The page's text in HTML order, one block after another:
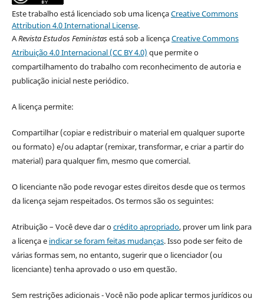
Este trabalho está licenciado sob uma licençaCreative Commons
Attribution 4.0 International License.
ARevista Estudos Feministasestá sob a licençaCreative Commons
Atribuição 4.0 Internacional (CC BY 4.0) que permite o
compartilhamento do trabalho com reconhecimento de autoria e
publicação inicial neste periódico.
A licença permite:
Compartilhar (copiar e redistribuir o material em qualquer suporte
ou formato) e/ou adaptar (remixar, transformar, e criar a partir do
material) para qualquer fim, mesmo que comercial.
O licenciante não pode revogar estes direitos desde que os termos
da licença sejam respeitados. Os termos são os seguintes:
Atribuição – Você deve dar ocrédito apropriado, prover um link para
a licença e indicar se foram feitas mudanças. Isso pode ser feito de
várias formas sem, no entanto, sugerir que o licenciador (ou
licenciante) tenha aprovado o uso em questão.
Sem restrições adicionais - Você não pode aplicar termos jurídicos ou